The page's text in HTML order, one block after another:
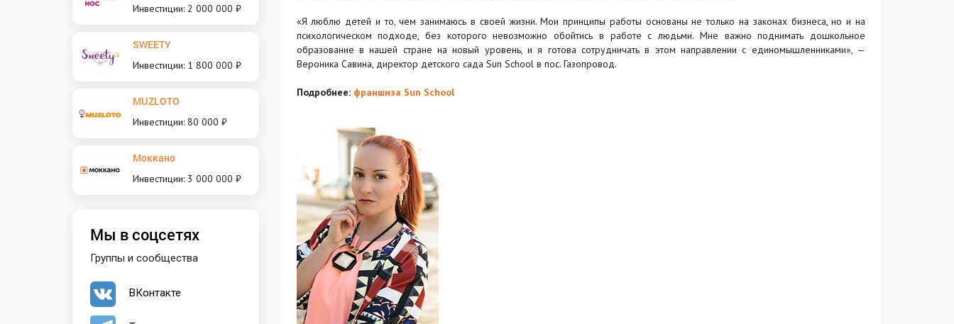
«Я люблю детей и то, чем занимаюсь в своей жизни. Мои принципы работы основаны не только на законах бизнеса, но и на
психологическом подходе, без которого невозможно обойтись в работе с людьми. Мне важно поднимать дошкольное
образование в нашей стране на новый уровень, и я готова сотрудничать в этом направлении с единомышленниками», —
Вероника Савина, директор детского сада Sun School в пос. Газопровод.
Подробнее: франшиза Sun School
Инвестиции: 2 000 000 ₽
SWEETY
Инвестиции: 1 800 000 ₽
MUZLOTO
Инвестиции: 80 000 ₽
Моккано
Инвестиции: 3 000 000 ₽
Мы в соцсетях
Группы и сообщества
ВКонтакте